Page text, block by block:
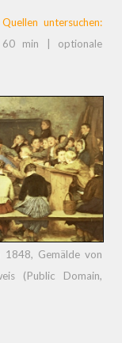
Quellen untersuchen:
min | optionale
1848, Gemälde von
(Public Domain,